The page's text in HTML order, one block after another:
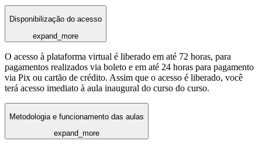
Disponibilização do acesso
expand_more
O acesso à plataforma virtual é liberado em até 72 horas, para
pagamentos realizados via boleto e em até 24 horas para pagamento
via Pix ou cartão de crédito. Assim que o acesso é liberado, você
terá acesso imediato à aula inaugural do curso do curso.
Metodologia e funcionamento das aulas
expand_more